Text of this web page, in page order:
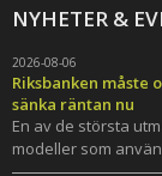
NYHETER &
2026-08-06
Riksbanken måste
sänka räntan nu
En av de största
modeller som